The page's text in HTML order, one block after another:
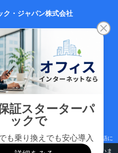
めにクッキー(Cookies)を使用していま
ク・ジャパン株式会社
0045
神田鍛冶町3-3-12
千歳ビル7F
2222（代表）
5209-2221
ード、ICTネットワーク技術、日本語/英語に
面目さです。